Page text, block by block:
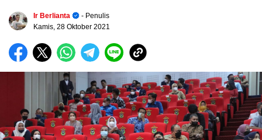
Ir Berlianta
- Penulis
Kamis, 28 Oktober 2021